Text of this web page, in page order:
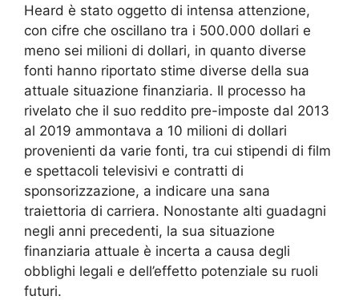
Heard è stato oggetto di intensa attenzione,
con cifre che oscillano tra i 500.000 dollari e
meno sei milioni di dollari, in quanto diverse
fonti hanno riportato stime diverse della sua
attuale situazione finanziaria. Il processo ha
rivelato che il suo reddito pre-imposte dal 2013
al 2019 ammontava a 10 milioni di dollari
provenienti da varie fonti, tra cui stipendi di film
e spettacoli televisivi e contratti di
sponsorizzazione, a indicare una sana
traiettoria di carriera. Nonostante alti guadagni
negli anni precedenti, la sua situazione
finanziaria attuale è incerta a causa degli
obblighi legali e dell’effetto potenziale su ruoli
futuri.